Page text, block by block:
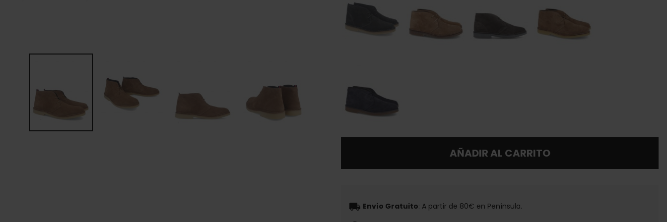
AÑADIR AL CARRITO
local_shipping Envío Gratuito: A partir de 80€ en Península.